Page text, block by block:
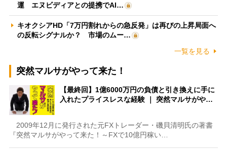
運 エヌビディアとの提携でAI…
キオクシアHD「7万円割れからの急反発」は再びの上昇局面へ
の反転シグナルか？ 市場のムー…
一覧を見る
突然マルサがやって来た！
【最終回】1億6000万円の負債と引き換えに手に
入れたプライスレスな経験 ｜ 突然マルサがや…
2009年12月に発行された元FXトレーダー・磯貝清明氏の著書
『突然マルサがやって来た！～FXで10億円稼い…